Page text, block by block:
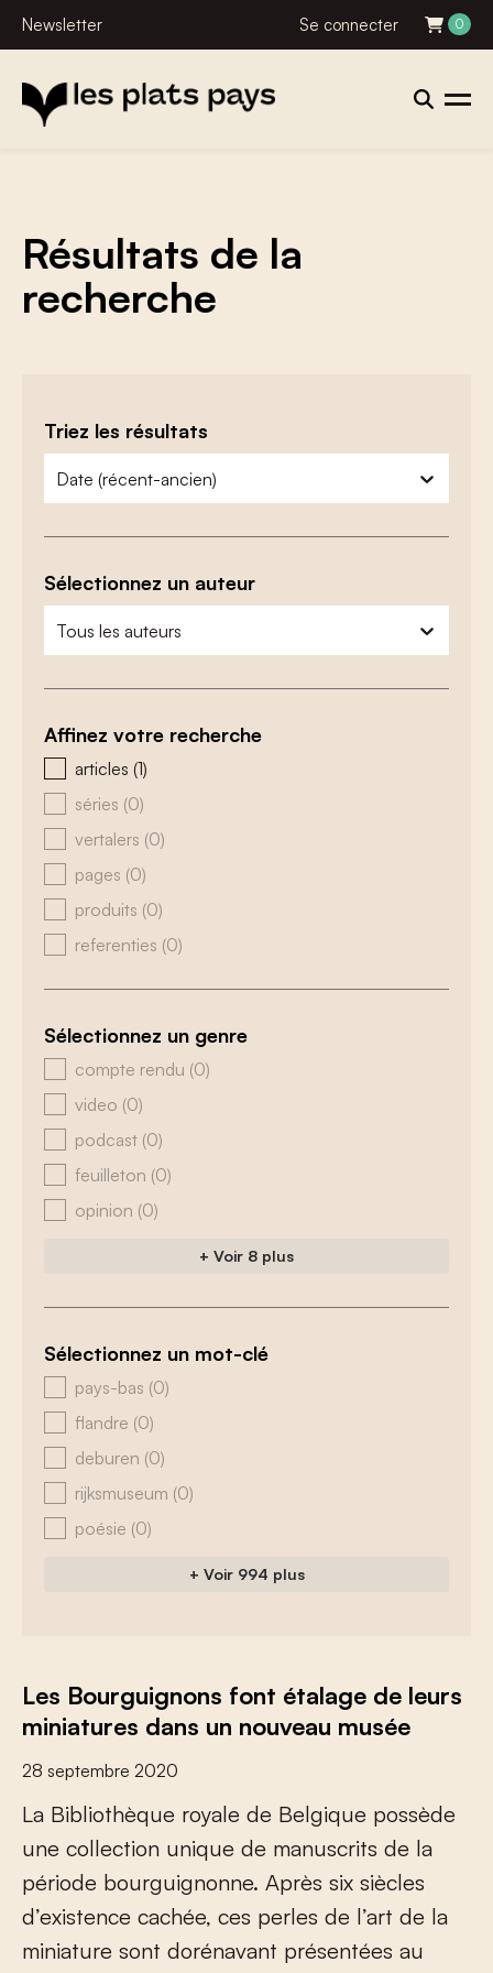
Newsletter Se connecter 0
Résultats de la
recherche
Triez les résultats
zoeken - sorteer
trier le contenu
Sélectionnez un auteur
zoeken - auteurs
sélectionnez le contenu
Affinez votre recherche
zoeken - type
articles (1)
séries (0)
vertalers (0)
pages (0)
produits (0)
referenties (0)
Sélectionnez un genre
zoeken - genre
compte rendu (0)
video (0)
podcast (0)
feuilleton (0)
opinion (0)
+ Voir 8 plus
Sélectionnez un mot-clé
zoeken - tags
pays-bas (0)
flandre (0)
deburen (0)
rijksmuseum (0)
poésie (0)
+ Voir 994 plus
Les Bourguignons font étalage de leurs
miniatures dans un nouveau musée
28 septembre 2020
La Bibliothèque royale de Belgique possède
une collection unique de manuscrits de la
période bourguignonne. Après six siècles
d’existence cachée, ces perles de l’art de la
miniature sont dorénavant présentées au